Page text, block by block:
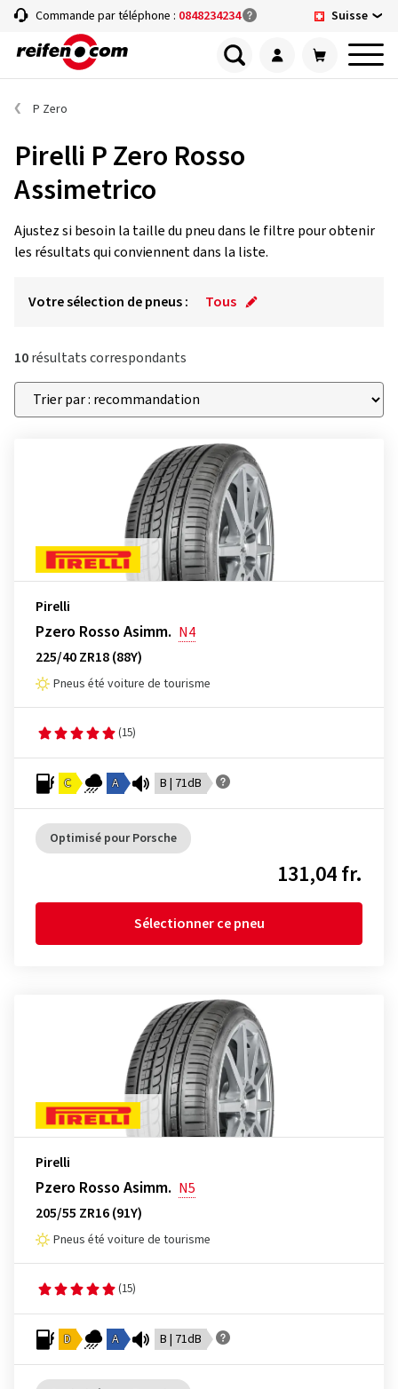
Commande par téléphone : 0848234234 Suisse
P Zero
Pirelli P Zero Rosso
Assimetrico
Ajustez si besoin la taille du pneu dans le filtre pour obtenir
les résultats qui conviennent dans la liste.
Votre sélection de pneus : Tous
10résultats correspondants
Pirelli
Pzero Rosso Asimm. N4
225/40 ZR18 (88Y)
Pneus été voiture de tourisme
(15)
C A B | 71dB
Optimisé pour Porsche
131,04 fr.
Sélectionner ce pneu
Pirelli
Pzero Rosso Asimm. N5
205/55 ZR16 (91Y)
Pneus été voiture de tourisme
(15)
D A B | 71dB